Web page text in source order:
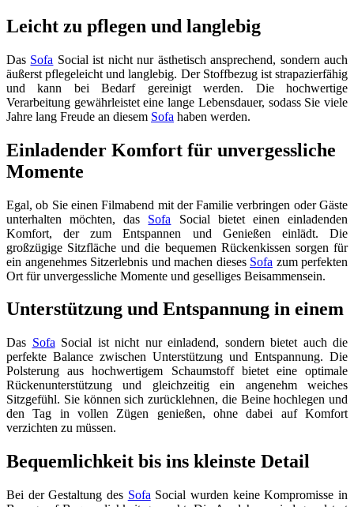
Leicht zu pflegen und langlebig
Das Sofa Social ist nicht nur ästhetisch ansprechend, sondern auch
äußerst pflegeleicht und langlebig. Der Stoffbezug ist strapazierfähig
und kann bei Bedarf gereinigt werden. Die hochwertige
Verarbeitung gewährleistet eine lange Lebensdauer, sodass Sie viele
Jahre lang Freude an diesem Sofa haben werden.
Einladender Komfort für unvergessliche
Momente
Egal, ob Sie einen Filmabend mit der Familie verbringen oder Gäste
unterhalten möchten, das Sofa Social bietet einen einladenden
Komfort, der zum Entspannen und Genießen einlädt. Die
großzügige Sitzfläche und die bequemen Rückenkissen sorgen für
ein angenehmes Sitzerlebnis und machen dieses Sofa zum perfekten
Ort für unvergessliche Momente und geselliges Beisammensein.
Unterstützung und Entspannung in einem
Das Sofa Social ist nicht nur einladend, sondern bietet auch die
perfekte Balance zwischen Unterstützung und Entspannung. Die
Polsterung aus hochwertigem Schaumstoff bietet eine optimale
Rückenunterstützung und gleichzeitig ein angenehm weiches
Sitzgefühl. Sie können sich zurücklehnen, die Beine hochlegen und
den Tag in vollen Zügen genießen, ohne dabei auf Komfort
verzichten zu müssen.
Bequemlichkeit bis ins kleinste Detail
Bei der Gestaltung des Sofa Social wurden keine Kompromisse in